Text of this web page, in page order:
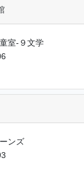
室-９文学
ンズ